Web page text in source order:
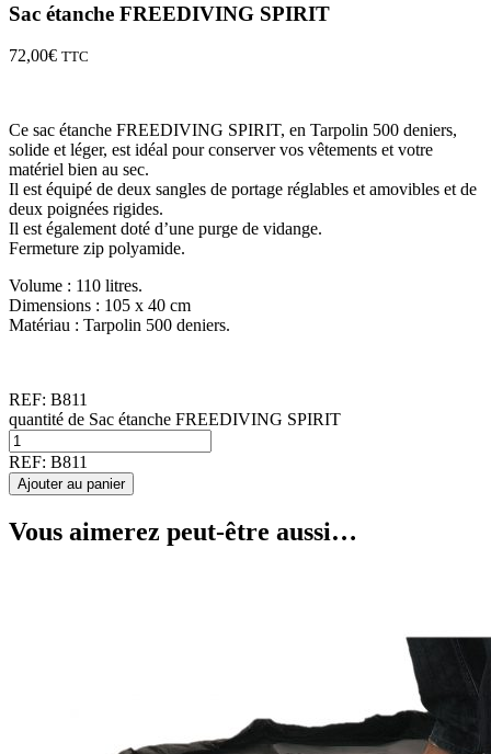
Sac étanche FREEDIVING SPIRIT
72,00€ TTC
Ce sac étanche FREEDIVING SPIRIT, en Tarpolin 500 deniers,
solide et léger, est idéal pour conserver vos vêtements et votre
matériel bien au sec.
Il est équipé de deux sangles de portage réglables et amovibles et de
deux poignées rigides.
Il est également doté d’une purge de vidange.
Fermeture zip polyamide.
Volume : 110 litres.
Dimensions : 105 x 40 cm
Matériau : Tarpolin 500 deniers.
REF: B811
quantité de Sac étanche FREEDIVING SPIRIT
REF: B811
Ajouter au panier
Vous aimerez peut-être aussi…